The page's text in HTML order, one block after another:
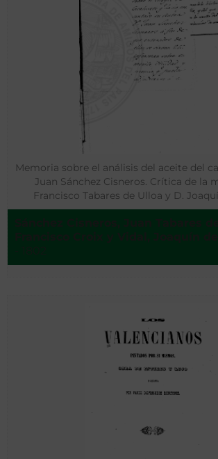
Memoria sobre el análisis del aceite del
Juan Sánchez Cisneros. Crítica de la
Francisco Tabares de Ulloa y D.